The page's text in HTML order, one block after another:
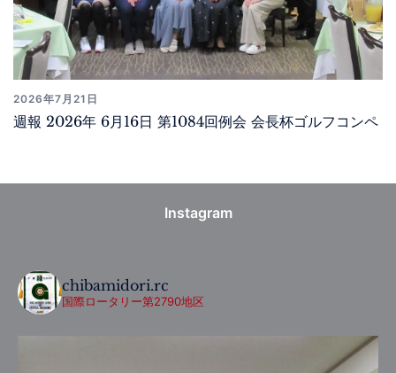
2026年7月21日
週報 2026年 6月16日 第1084回例会 会長杯ゴルフコンペ
Instagram
chibamidori.rc
国際ロータリー第2790地区